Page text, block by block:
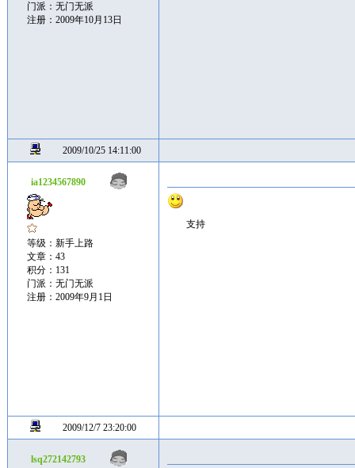
门派：无门无派
注册：2009年10月13日
2009/10/25 14:11:00
ia1234567890
等级：新手上路
文章：43
积分：131
门派：无门无派
注册：2009年9月1日
支持
2009/12/7 23:20:00
lsq272142793